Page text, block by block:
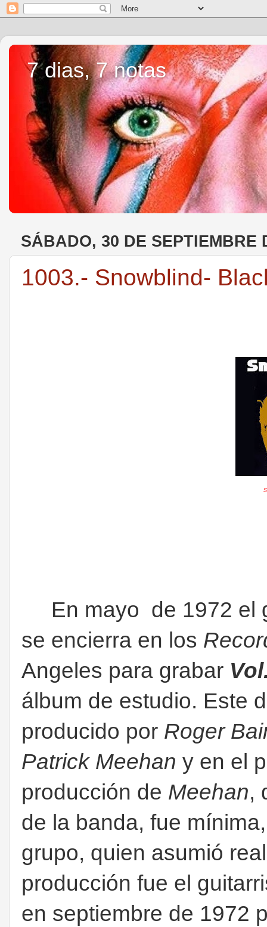
7 dias, 7 notas
SÁBADO, 30 DE SEPTIEMBRE
1003.- Snowblind-
En mayo de 1972 el
se encierra en los
Angeles para grabar
álbum de estudio. Este
producido por Roger
Patrick Meehan y en el
producción de Meehan,
de la banda, fue
grupo, quien asumió
producción fue el
en septiembre de 1972